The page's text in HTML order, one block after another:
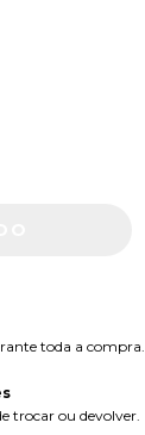
toda a compra.
trocar ou devolver.